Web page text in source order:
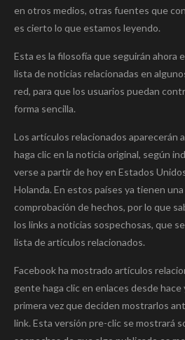
en otros medios, otras fuentes que
es cierto lo que estamos leyendo.
Esta es la filosofía que seguirán ahora
lista de noticias relacionadas en
red, para que los usuarios puedan
forma sencilla.
Los artículos relacionados aparecerán
haga clic en la noticia original, según
verse a partir de hoy en Estados
Holanda. En estos países ya tienen
comprobación de hechos, por lo que
los links a noticias sospechosas, que
lista de artículos relacionados.
Facebook ha mostrado artículos
gente haga clic en enlaces desde hace
primera vez que deciden mostrarlos
link. Esta versión pre-clic se mostrará